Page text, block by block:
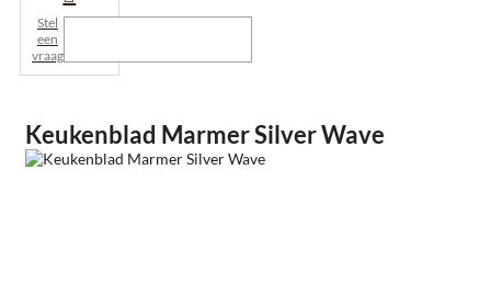
Stel
een
vraag
Keukenblad Marmer Silver Wave